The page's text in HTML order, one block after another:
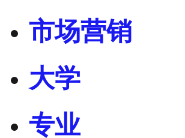
市场营销
大学
专业